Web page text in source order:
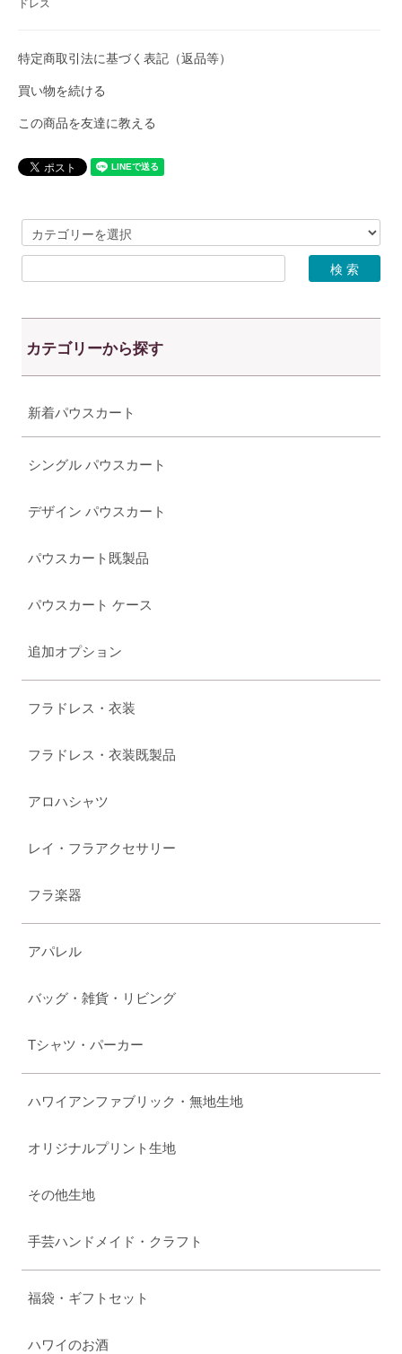
ドレス
特定商取引法に基づく表記（返品等）
買い物を続ける
この商品を友達に教える
カテゴリーから探す
新着パウスカート
シングル パウスカート
デザイン パウスカート
パウスカート既製品
パウスカート ケース
追加オプション
フラドレス・衣装
フラドレス・衣装既製品
アロハシャツ
レイ・フラアクセサリー
フラ楽器
アパレル
バッグ・雑貨・リビング
Tシャツ・パーカー
ハワイアンファブリック・無地生地
オリジナルプリント生地
その他生地
手芸ハンドメイド・クラフト
福袋・ギフトセット
ハワイのお酒